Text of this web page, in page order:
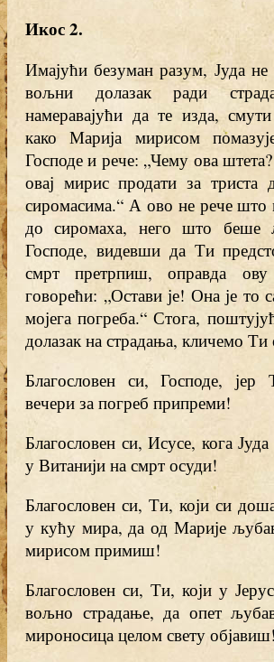
Икос 2.
Имајући безуман разум, Јуда не
вољни долазак ради
намеравајући да те изда,
како Марија мирисом
Господе и рече: „Чему ова
овај мирис продати за триста
сиромасима.“ А ово не рече што
до сиромаха, него што
Господе, видевши да Ти
смрт претрпиш, оправда
говорећи: „Остави је! Она је то
мојега погреба.“ Стога,
долазак на страдања, кличемо Ти
Благословен си, Господе,
вечери за погреб припреми!
Благословен си, Исусе, кога
у Витанији на смрт осуди!
Благословен си, Ти, који си
у кућу мира, да од Марије
мирисом примиш!
Благословен си, Ти, који у
вољно страдање, да опет
мироносица целом свету објавиш!